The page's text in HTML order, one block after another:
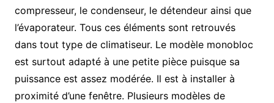
compresseur, le condenseur, le détendeur ainsi que
l’évaporateur. Tous ces éléments sont retrouvés
dans tout type de climatiseur. Le modèle monobloc
est surtout adapté à une petite pièce puisque sa
puissance est assez modérée. Il est à installer à
proximité d’une fenêtre. Plusieurs modèles de